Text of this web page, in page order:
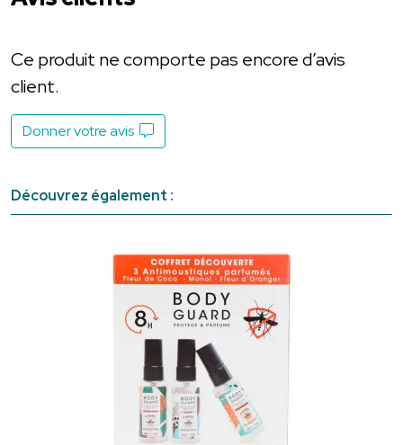
Ce produit ne comporte pas encore d’avis
client.
Donner votre avis
Découvrez également :